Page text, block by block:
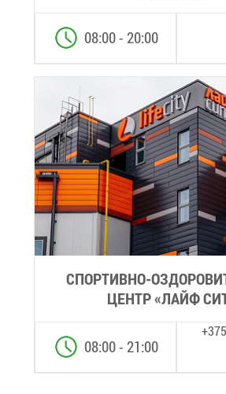
08:00 - 20:00
СПОР­ТИВ­НО-
ЦЕНТР «ЛАЙФ
08:00 - 21:00